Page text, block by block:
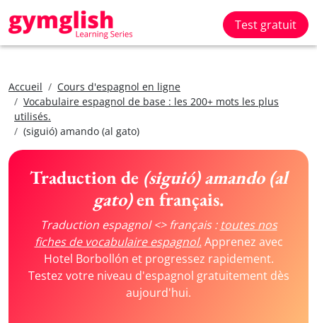
Test gratuit
Accueil
Cours d'espagnol en ligne
Vocabulaire espagnol de base : les 200+ mots les plus
utilisés.
(siguió) amando (al gato)
Traduction de (siguió) amando (al
gato)en français.
Traduction espagnol <> français : toutes nos
fiches de vocabulaire espagnol.Apprenez avec
Hotel Borbollón et progressez rapidement.
Testez votre niveau d'espagnol gratuitement dès
aujourd'hui.